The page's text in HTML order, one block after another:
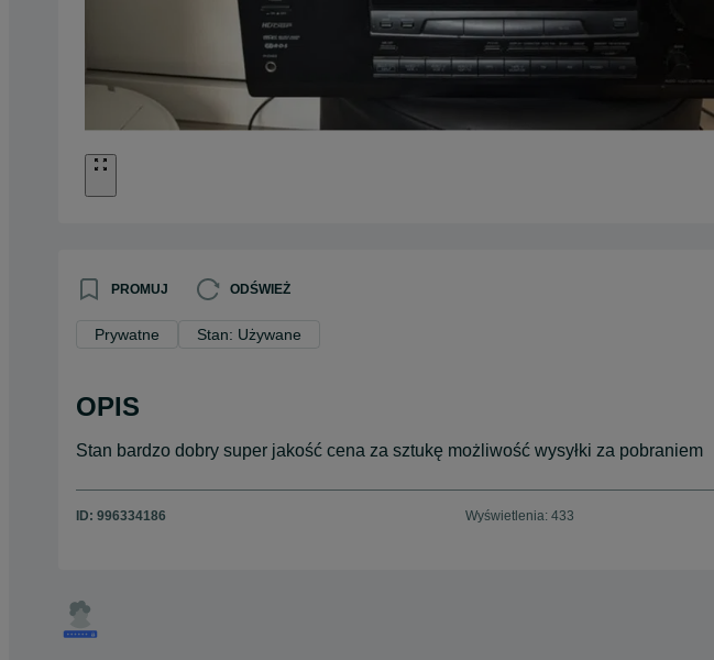
PROMUJ ODŚWIEŻ
Prywatne Stan: Używane
OPIS
Stan bardzo dobry super jakość cena za sztukę możliwość wysyłki za pobraniem
ID: 996334186 Wyświetlenia: 433